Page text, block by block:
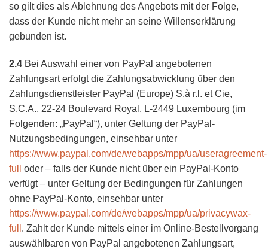
so gilt dies als Ablehnung des Angebots mit der Folge,
dass der Kunde nicht mehr an seine Willenserklärung
gebunden ist.
2.4 Bei Auswahl einer von PayPal angebotenen
Zahlungsart erfolgt die Zahlungsabwicklung über den
Zahlungsdienstleister PayPal (Europe) S.à r.l. et Cie,
S.C.A., 22-24 Boulevard Royal, L-2449 Luxembourg (im
Folgenden: „PayPal“), unter Geltung der PayPal-
Nutzungsbedingungen, einsehbar unter
https://www.paypal.com/de/webapps/mpp/ua/useragreement-
full
oder – falls der Kunde nicht über ein PayPal-Konto
verfügt – unter Geltung der Bedingungen für Zahlungen
ohne PayPal-Konto, einsehbar unter
https://www.paypal.com/de/webapps/mpp/ua/privacywax-
full . Zahlt der Kunde mittels einer im Online-Bestellvorgang
auswählbaren von PayPal angebotenen Zahlungsart,